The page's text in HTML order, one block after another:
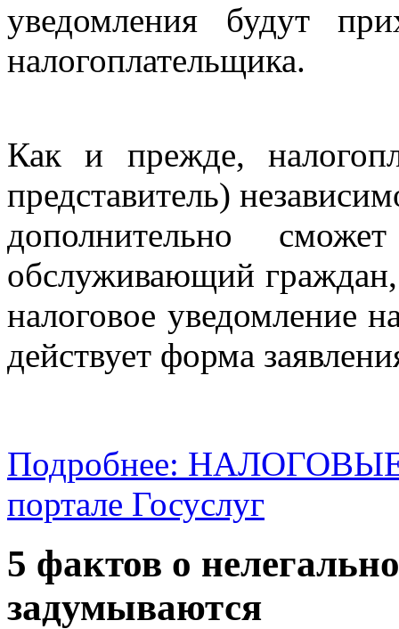
уведомления будут
налогоплательщика.
Как и прежде,
представитель)
дополнительно
обслуживающий
налоговое уведомление
действует форма
Подробнее:
портале Госуслуг
5 фактов о
задумываются